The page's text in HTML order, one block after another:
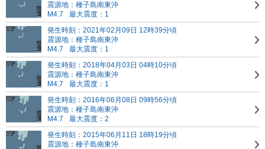
震源地：種子島南東沖
M4.7
最大震度：1
発生時刻：2021年02月09日 12時39分頃
震源地：種子島南東沖
M4.7
最大震度：1
発生時刻：2018年04月03日 04時10分頃
震源地：種子島南東沖
M4.7
最大震度：1
発生時刻：2016年06月08日 09時56分頃
震源地：種子島南東沖
M4.7
最大震度：2
発生時刻：2015年06月11日 18時19分頃
震源地：種子島南東沖